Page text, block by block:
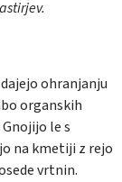
ohranjanju
organskih
le s
na kmetiji z rejo
vrtnin.